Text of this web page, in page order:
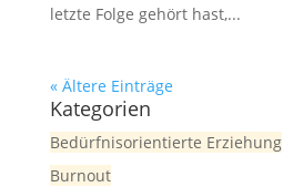
letzte Folge gehört hast,...
« Ältere Einträge
Kategorien
Bedürfnisorientierte Erziehung
Burnout